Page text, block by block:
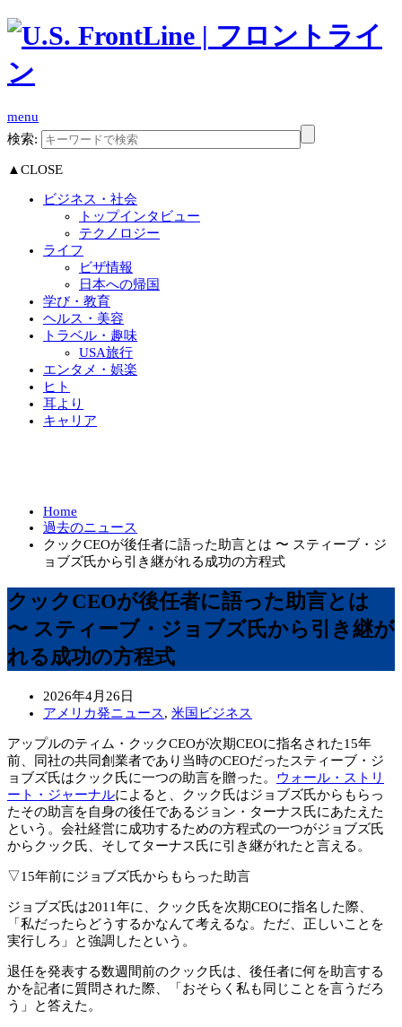
menu
検索:
▲CLOSE
ビジネス・社会
トップインタビュー
テクノロジー
ライフ
ビザ情報
日本への帰国
学び・教育
ヘルス・美容
トラベル・趣味
USA旅行
エンタメ・娯楽
ヒト
耳より
キャリア
Home
過去のニュース
クックCEOが後任者に語った助言とは 〜 スティーブ・ジ
ョブズ氏から引き継がれる成功の方程式
クックCEOが後任者に語った助言とは
〜 スティーブ・ジョブズ氏から引き継が
れる成功の方程式
2026年4月26日
アメリカ発ニュース, 米国ビジネス
アップルのティム・クックCEOが次期CEOに指名された15年
前、同社の共同創業者であり当時のCEOだったスティーブ・ジ
ョブズ氏はクック氏に一つの助言を贈った。 ウォール・ストリ
ート・ジャーナルによると、クック氏はジョブズ氏からもらっ
たその助言を自身の後任であるジョン・ターナス氏にあたえた
という。会社経営に成功するための方程式の一つがジョブズ氏
からクック氏、そしてターナス氏に引き継がれたと言える。
▽15年前にジョブズ氏からもらった助言
ジョブズ氏は2011年に、クック氏を次期CEOに指名した際、
「私だったらどうするかなんて考えるな。ただ、正しいことを
実行しろ」と強調したという。
退任を発表する数週間前のクック氏は、後任者に何を助言する
かを記者に質問された際、「おそらく私も同じことを言うだろ
う」と答えた。